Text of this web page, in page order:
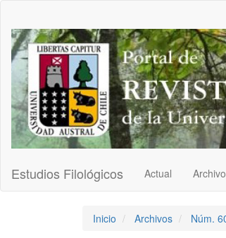
Contenido
principal
Barra
lateral
Estudios Filológicos Actual
Inicio Archivos Núm.